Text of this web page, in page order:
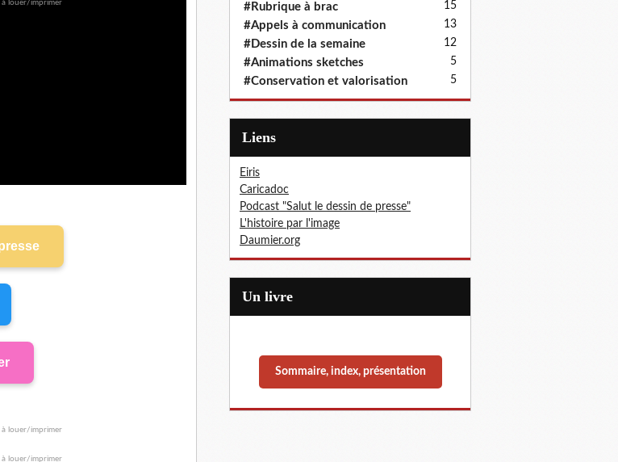
#Rubrique à brac 15
#Appels à communication 13
#Dessin de la semaine 12
#Animations sketches 5
#Conservation et valorisation 5
Liens
Eiris
Caricadoc
Podcast "Salut le dessin de presse"
L'histoire par l'image
Daumier.org
Un livre
Sommaire, index, présentation